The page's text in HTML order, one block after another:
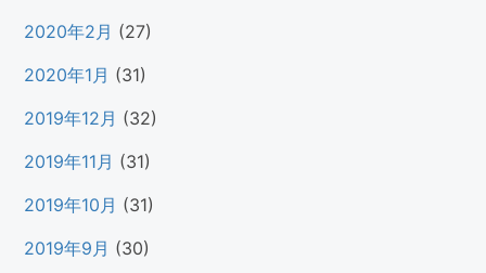
2020年2月 (27)
2020年1月 (31)
2019年12月 (32)
2019年11月 (31)
2019年10月 (31)
2019年9月 (30)